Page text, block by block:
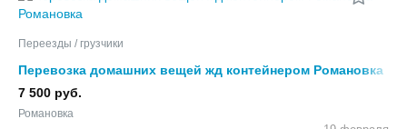
Переезды / грузчики
Перевозка домашних вещей жд контейнером Романовка
7 500 руб.
Романовка